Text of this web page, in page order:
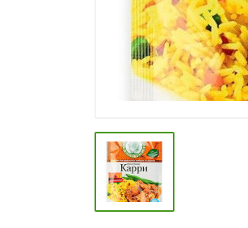
МАСЛО РАСТ,
СЛИВОЧНОЕ
КОНФЕТЫ, ШОКОЛАД
МЯСО И ПТИЦА
МОЛОЧНАЯ ПРОДУКЦИЯ(
хранения)
КЕТЧУПЫ, МАЙОНЕЗЫ,
КОНСЕРВЫ ОВОЩНЫЕ